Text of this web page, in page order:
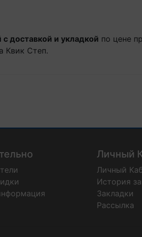
доставкой и укладкой по цене
Квик Степ.
Личный
Личный
История
Закладки
Рассылка